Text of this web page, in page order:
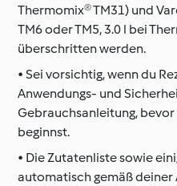
Thermomix® TM31) und
TM6 oder TM5, 3.0 l bei
überschritten werden.
• Sei vorsichtig, wenn du
Anwendungs- und
Gebrauchsanleitung,
beginnst.
• Die Zutatenliste sowie
automatisch gemäß deiner